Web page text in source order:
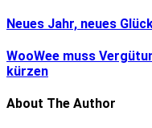
Neues Jahr, neues
WooWee muss
kürzen
About The Author